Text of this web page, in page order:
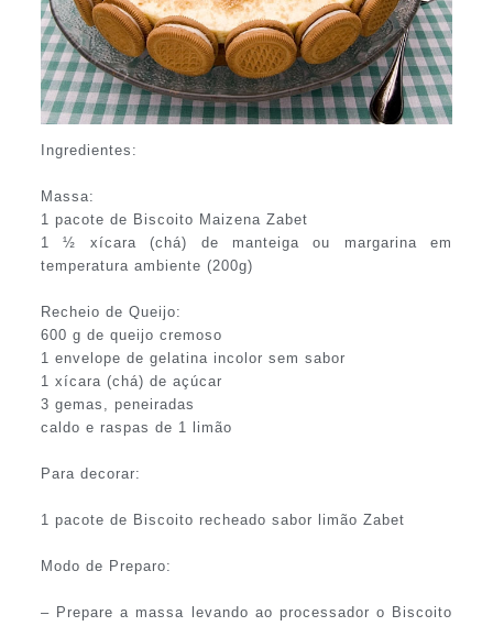
Ingredientes:
Massa:
1 pacote de Biscoito Maizena Zabet
1 ½ xícara (chá) de manteiga ou margarina em
temperatura ambiente (200g)
Recheio de Queijo:
600 g de queijo cremoso
1 envelope de gelatina incolor sem sabor
1 xícara (chá) de açúcar
3 gemas, peneiradas
caldo e raspas de 1 limão
Para decorar:
1 pacote de Biscoito recheado sabor limão Zabet
Modo de Preparo:
– Prepare a massa levando ao processador o Biscoito